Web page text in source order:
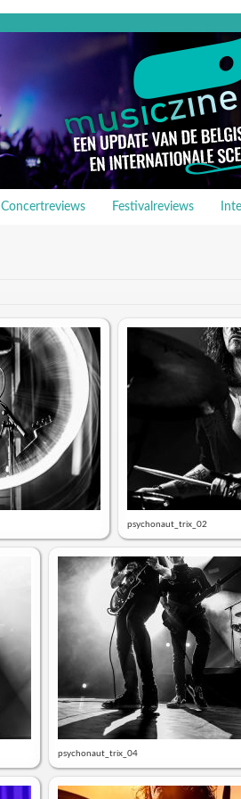
Concertreviews Festivalreviews
psychonaut_trix_02
psychonaut_trix_04